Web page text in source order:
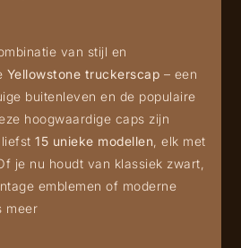
van stijl en
Yellowstone truckerscap – een
buitenleven en de populaire
hoogwaardige caps zijn
15 unieke modellen , elk met
je nu houdt van klassiek zwart,
emblemen of moderne
meer